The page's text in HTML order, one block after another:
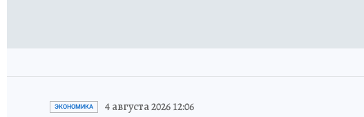
ЭКОНОМИКА 4 августа 2026 12:06